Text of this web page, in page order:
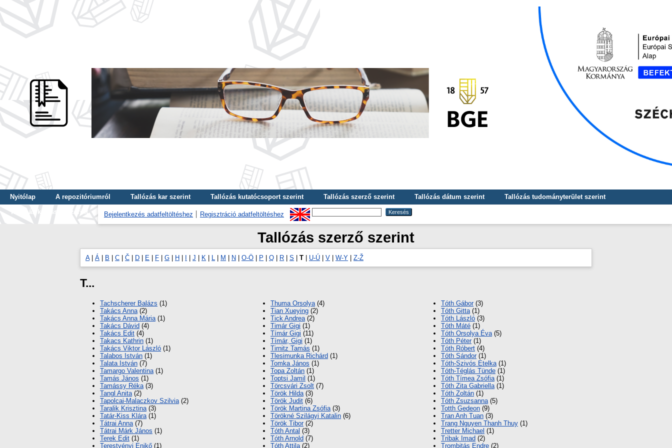
Nyitólap A repozitóriumról Tallózás kar szerint Tallózás kutatócsoport szerint Tallózás szerző szerint Tallózás dátum szerint
Tallózás tudományterület szerint
Tallózás kulcsszó szerint
Bejelentkezés adatfeltöltéshez Regisztráció adatfeltöltéshez
Tallózás szerző szerint
A| Á B C Č D E F G H J K L M N O-Ö P Q R S T U-Ú V W-Y Z-Ž
T...
Tachscherer Balázs (1)
Takács Anna(2)
Takács Anna Mária(1)
Takács Dávid (4)
Takács Edit (4)
Takacs Kathrin (1)
Takács Viktor László (1)
Talabos István (1)
Talata István (7)
Tamargo Valentina(1)
Tamás János (1)
Tamássy Réka(3)
Tangl Anita(2)
Tapolcai-Malaczkov Szilvia(2)
Taralik Krisztina(3)
Tatár-Kiss Klára(1)
Tátrai Anna(7)
Tátrai Márk János (1)
Terek Edit (1)
Terestyényi Enikő (1)
Thuma Orsolya(4)
Tian Xueying (2)
Tick Andrea(2)
Timár Gigi (1)
Tímár Gigi (11)
Tímár, Gigi (1)
Tirnitz Tamás (1)
Tlesimunka Richárd (1)
Tomka János (1)
Topa Zoltán (1)
Toptsi Jamil (1)
Törcsvári Zsolt (7)
Török Hilda(3)
Török Judit (6)
Török Martina Zsófia(3)
Törökné Szilágyi Katalin (6)
Török Tibor(2)
Tóth Antal (3)
Tóth Arnold (7)
Tóth Attila(2)
Tóth Gábor(3)
Tóth Gitta(1)
Tóth László (3)
Tóth Máté (1)
Tóth Orsolya Éva(5)
Tóth Péter(1)
Tóth Róbert (4)
Tóth Sándor(1)
Tóth-Szivós Etelka(1)
Tóth-Téglás Tünde (1)
Tóth Tímea Zsófia(1)
Tóth Zita Gabriella(1)
Tóth Zoltán (1)
Tóth Zsuzsanna(5)
Totth Gedeon (9)
Tran Anh Tuan (3)
Trang Nguyen Thanh Thuy (1)
Tretter Michael (1)
Tribak Imad (2)
Trombitás Endre (2)